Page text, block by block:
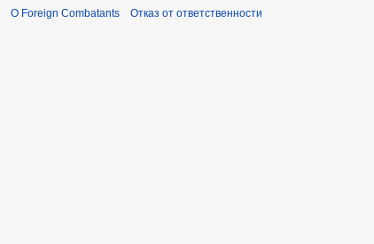
О Foreign Combatants Отказ от ответственности